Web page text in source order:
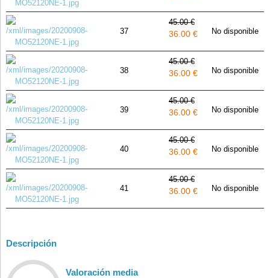
37
45.00 €
36.00 € No disponible
38
45.00 €
36.00 € No disponible
39
45.00 €
36.00 € No disponible
40
45.00 €
36.00 € No disponible
41
45.00 €
36.00 € No disponible
Descripción
Valoración media